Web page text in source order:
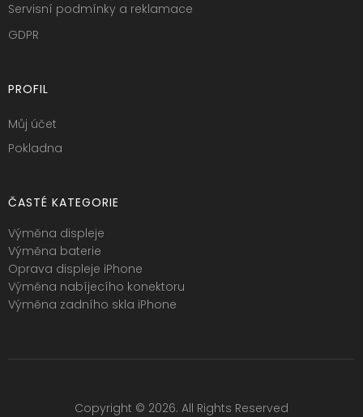
Servisní podmínky a reklamace
GDPR
PROFIL
Můj účet
Pokladna
ČASTÉ KATEGORIE
Výměna displeje
Výměna baterie
Oprava displeje iPhone
Výměna nabíjecího konektoru
Výměna zadního skla iPhone
Copyright © 2026. All Rights Reserved